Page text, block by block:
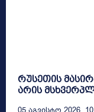
რუსეთის
არის